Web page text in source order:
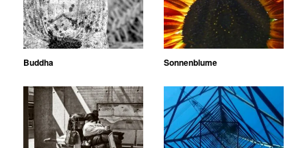
Buddha Sonnenblume